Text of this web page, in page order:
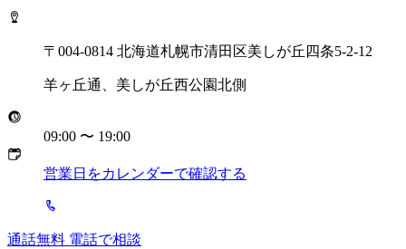
〒004-0814 北海道札幌市清田区美しが丘四条5-2-12
羊ヶ丘通、美しが丘西公園北側
09:00 〜 19:00
営業日をカレンダーで確認する
通話無料 電話で相談